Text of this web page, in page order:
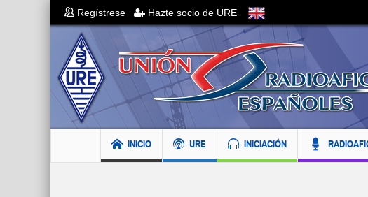
Regístrese Hazte socio de URE
INICIO URE INICIACIÓN